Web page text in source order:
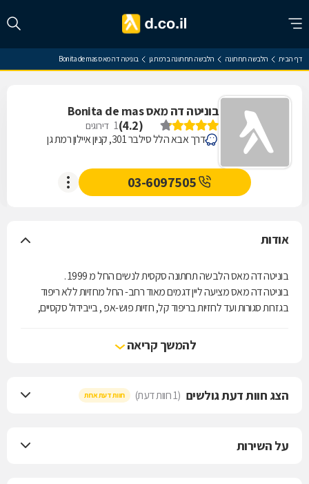
דף הבית הלבשה תחתונה הלבשה תחתונה ברמת גן בוניטה דה מאס Bonita de mas
בוניטה דה מאס Bonita de mas
(
4.2
)
1 דירוגים
דרך אבא הלל סילבר 301, קניון איילון רמת גן
03-6097505
אודות
בוניטה דה מאס הלבשה תחתונה סקסית לנשים החל מ 1999 .
בוניטה דה מאס מציעה ליין דגמים מאוד רחב- החל מחזיות ללא ריפוד
בגזרות סגורות ועד לחזיות בריפוד קל, חזיות פוש-אפ , בייבידול סקסיים,
להמשך קריאה
הצג חוות דעת גולשים (1 חוות דעת) חוות דעת אחת
על השירות